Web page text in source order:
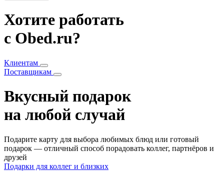
Хотите работать
с Obed.ru?
Клиентам
Поставщикам
Вкусный подарок
на любой случай
Подарите карту для выбора любимых блюд или готовый
подарок — отличный способ порадовать коллег, партнёров и
друзей
Подарки для коллег и близких